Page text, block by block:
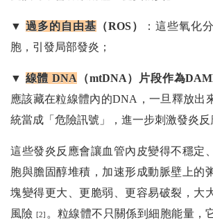
▼過多的自由基 （ROS）
：這些氧化
胞，引發局部發炎；
▼ 線體 DNA （mtDNA）片段作為
應該藏在粒線體內的DNA，一旦釋放出
統當成「危險訊號」，進一步刺激發炎反
這些發炎反應會讓血管內皮變得不穩定
胞與膽固醇堆積，加速形成動脈壁上的
塊變得更大、更脆弱、更容易破裂，大
風險[2] 。粒線體不只關係到細胞能量，